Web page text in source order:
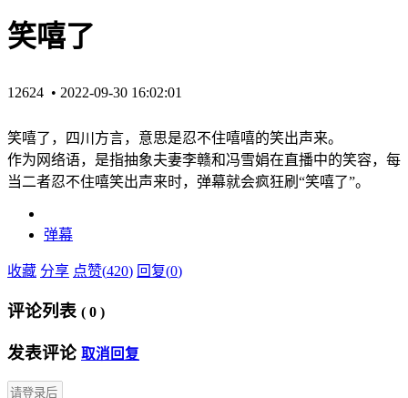
笑嘻了
12624 • 2022-09-30 16:02:01
笑嘻了，四川方言，意思是忍不住嘻嘻的笑出声来。
作为网络语，是指抽象夫妻李赣和冯雪娟在直播中的笑容，每
当二者忍不住嘻笑出声来时，弹幕就会疯狂刷“笑嘻了”。
弹幕
收藏 分享 点赞(420) 回复(0)
评论列表 ( 0 )
发表评论 取消回复